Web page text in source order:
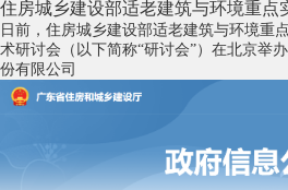
住房城乡建设部适老建筑与环境重点
日前，住房城乡建设部适老建筑与环境重
术研讨会（以下简称“研讨会”）在北京举
份有限公司